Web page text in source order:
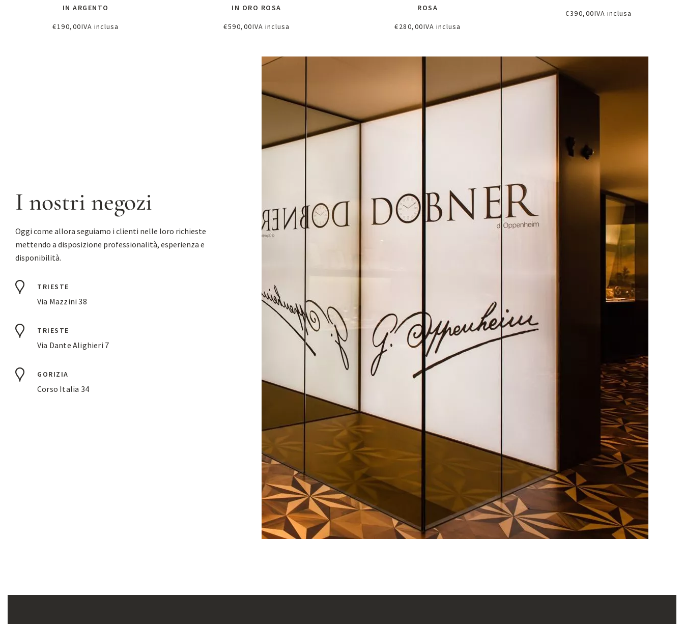
IN ARGENTO
€190,00IVA inclusa
IN ORO ROSA
€590,00IVA inclusa
ROSA
€280,00IVA inclusa
€390,00IVA inclusa
I nostri negozi
Oggi come allora seguiamo i clienti nelle loro richieste
mettendo a disposizione professionalità, esperienza e
disponibilità.
TRIESTE
Via Mazzini 38
TRIESTE
Via Dante Alighieri 7
GORIZIA
Corso Italia 34